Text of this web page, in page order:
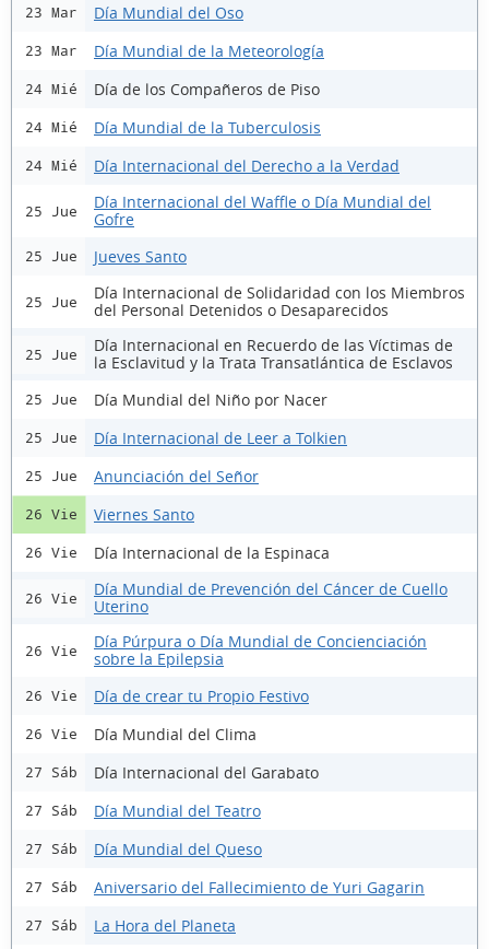
23 Mar Día Mundial del Oso
23 Mar Día Mundial de la Meteorología
24 Mié Día de los Compañeros de Piso
24 Mié Día Mundial de la Tuberculosis
24 Mié Día Internacional del Derecho a la Verdad
25 Jue
Día Internacional del Waffle o Día Mundial del
Gofre
25 Jue Jueves Santo
25 Jue
Día Internacional de Solidaridad con los Miembros
del Personal Detenidos o Desaparecidos
25 Jue
Día Internacional en Recuerdo de las Víctimas de
la Esclavitud y la Trata Transatlántica de Esclavos
25 Jue Día Mundial del Niño por Nacer
25 Jue Día Internacional de Leer a Tolkien
25 Jue Anunciación del Señor
26 Vie Viernes Santo
26 Vie Día Internacional de la Espinaca
26 Vie
Día Mundial de Prevención del Cáncer de Cuello
Uterino
26 Vie
Día Púrpura o Día Mundial de Concienciación
sobre la Epilepsia
26 Vie Día de crear tu Propio Festivo
26 Vie Día Mundial del Clima
27 Sáb Día Internacional del Garabato
27 Sáb Día Mundial del Teatro
27 Sáb Día Mundial del Queso
27 Sáb Aniversario del Fallecimiento de Yuri Gagarin
27 Sáb La Hora del Planeta